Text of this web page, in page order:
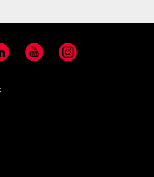
YouTube Instagram